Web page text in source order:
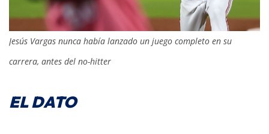
Jesús Vargas nunca había lanzado un juego completo en su
carrera, antes del no-hitter
EL DATO